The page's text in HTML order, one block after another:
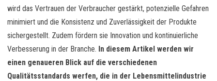
wird das Vertrauen der Verbraucher gestärkt, potenzielle Gefahren
minimiert und die Konsistenz und Zuverlässigkeit der Produkte
sichergestellt. Zudem fördern sie Innovation und kontinuierliche
Verbesserung in der Branche. In diesem Artikel werden wir
einen genaueren Blick auf die verschiedenen
Qualitätsstandards werfen, die in der Lebensmittelindustrie